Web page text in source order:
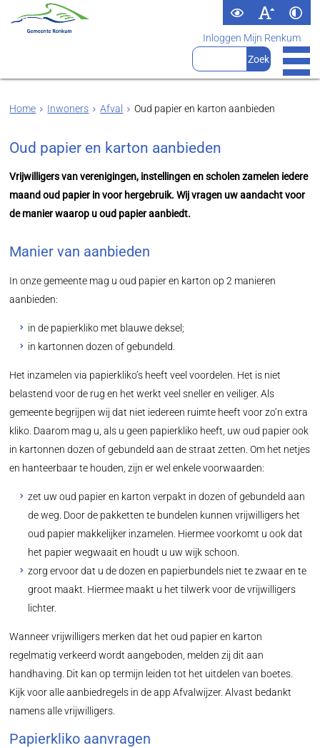
Inloggen Mijn Renkum
Home Inwoners Afval Oud papier en karton aanbieden
Oud papier en karton aanbieden
Vrijwilligers van verenigingen, instellingen en scholen zamelen iedere
maand oud papier in voor hergebruik. Wij vragen uw aandacht voor
de manier waarop u oud papier aanbiedt.
Manier van aanbieden
In onze gemeente mag u oud papier en karton op 2 manieren
aanbieden:
in de papierkliko met blauwe deksel;
in kartonnen dozen of gebundeld.
Het inzamelen via papierkliko’s heeft veel voordelen. Het is niet
belastend voor de rug en het werkt veel sneller en veiliger. Als
gemeente begrijpen wij dat niet iedereen ruimte heeft voor zo’n extra
kliko. Daarom mag u, als u geen papierkliko heeft, uw oud papier ook
in kartonnen dozen of gebundeld aan de straat zetten. Om het netjes
en hanteerbaar te houden, zijn er wel enkele voorwaarden:
zet uw oud papier en karton verpakt in dozen of gebundeld aan
de weg. Door de pakketten te bundelen kunnen vrijwilligers het
oud papier makkelijker inzamelen. Hiermee voorkomt u ook dat
het papier wegwaait en houdt u uw wijk schoon.
zorg ervoor dat u de dozen en papierbundels niet te zwaar en te
groot maakt. Hiermee maakt u het tilwerk voor de vrijwilligers
lichter.
Wanneer vrijwilligers merken dat het oud papier en karton
regelmatig verkeerd wordt aangeboden, melden zij dit aan
handhaving. Dit kan op termijn leiden tot het uitdelen van boetes.
Kijk voor alle aanbiedregels in de app Afvalwijzer. Alvast bedankt
namens alle vrijwilligers.
Papierkliko aanvragen